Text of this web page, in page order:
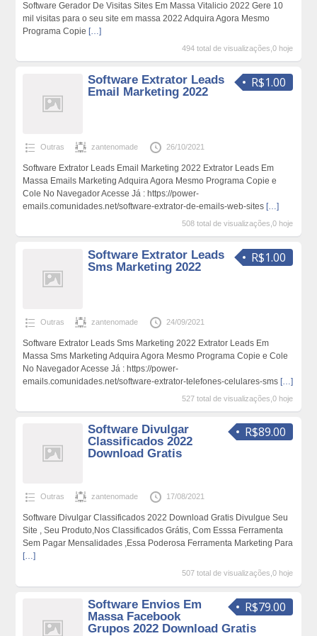
Software Gerador De Visitas Sites Em Massa Vitalicio 2022 Gere 10
mil visitas para o seu site em massa 2022 Adquira Agora Mesmo
Programa Copie […]
494 total de visualizações,0 hoje
R$1.00
Software Extrator Leads
Email Marketing 2022
Outras zantenomade 26/10/2021
Software Extrator Leads Email Marketing 2022 Extrator Leads Em
Massa Emails Marketing Adquira Agora Mesmo Programa Copie e
Cole No Navegador Acesse Já : https://power-
emails.comunidades.net/software-extrator-de-emails-web-sites […]
508 total de visualizações,0 hoje
R$1.00
Software Extrator Leads
Sms Marketing 2022
Outras zantenomade 24/09/2021
Software Extrator Leads Sms Marketing 2022 Extrator Leads Em
Massa Sms Marketing Adquira Agora Mesmo Programa Copie e Cole
No Navegador Acesse Já : https://power-
emails.comunidades.net/software-extrator-telefones-celulares-sms […]
527 total de visualizações,0 hoje
R$89.00
Software Divulgar
Classificados 2022
Download Gratis
Outras zantenomade 17/08/2021
Software Divulgar Classificados 2022 Download Gratis Divulgue Seu
Site , Seu Produto,Nos Classificados Grátis, Com Esssa Ferramenta
Sem Pagar Mensalidades ,Essa Poderosa Ferramenta Marketing Para
[…]
507 total de visualizações,0 hoje
R$79.00
Software Envios Em
Massa Facebook
Grupos 2022 Download Gratis